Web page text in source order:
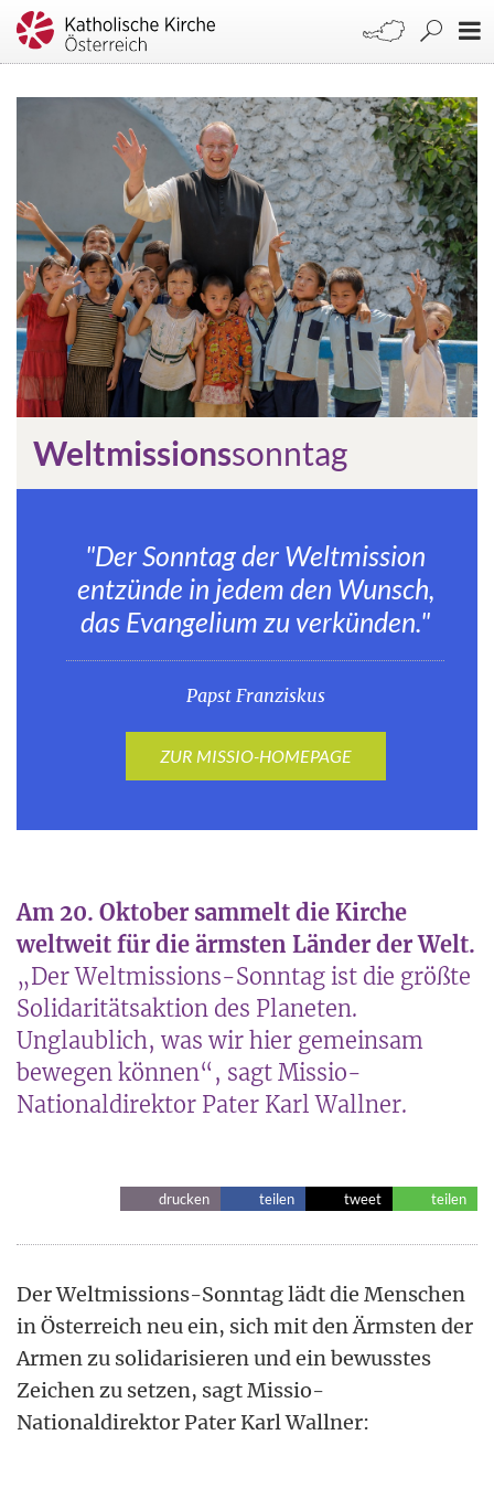
Weltmissionssonntag
"Der Sonntag der Weltmission
entzünde in jedem den Wunsch,
das Evangelium zu verkünden."
Papst Franziskus
ZUR MISSIO-HOMEPAGE
Am 20. Oktober sammelt die Kirche
weltweit für die ärmsten Länder der Welt.
„Der Weltmissions-Sonntag ist die größte
Solidaritätsaktion des Planeten.
Unglaublich, was wir hier gemeinsam
bewegen können“, sagt Missio-
Nationaldirektor Pater Karl Wallner.
drucken teilen tweet teilen
Der Weltmissions-Sonntag lädt die Menschen
in Österreich neu ein, sich mit den Ärmsten der
Armen zu solidarisieren und ein bewusstes
Zeichen zu setzen, sagt Missio-
Nationaldirektor Pater Karl Wallner: